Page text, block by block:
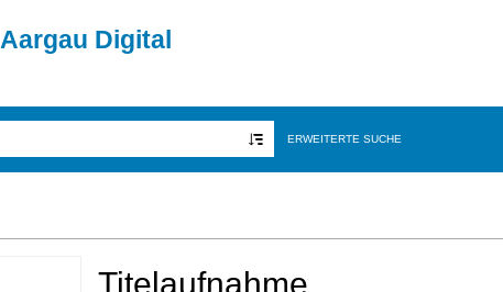
Aargau Digital
ERWEITERTE SUCHE
Titelaufnahme